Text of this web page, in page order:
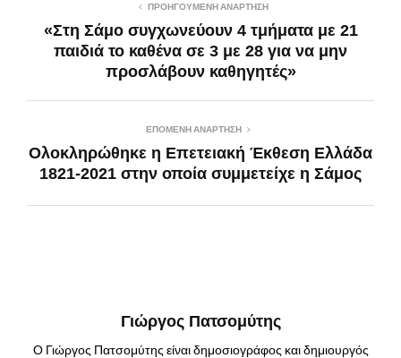
ΠΡΟΗΓΟΎΜΕΝΗ ΑΝΆΡΤΗΣΗ
«Στη Σάμο συγχωνεύουν 4 τμήματα με 21
παιδιά το καθένα σε 3 με 28 για να μην
προσλάβουν καθηγητές»
ΕΠΌΜΕΝΗ ΑΝΆΡΤΗΣΗ
Ολοκληρώθηκε η Επετειακή Έκθεση Ελλάδα
1821-2021 στην οποία συμμετείχε η Σάμος
Γιώργος Πατσομύτης
Ο Γιώργος Πατσομύτης είναι δημοσιογράφος και δημιουργός